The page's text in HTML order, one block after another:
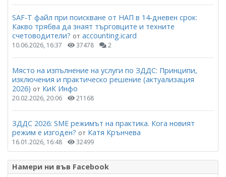
SAF-T файл при поискване от НАП в 14-дневен срок:
Какво трябва да знаят търговците и техните
счетоводители? от accounting.icard
10.06.2026, 16:37 37478 2
Място на изпълнение на услуги по ЗДДС: Принципи,
изключения и практическо решение (актуализация
2026) от КиК Инфо
20.02.2026, 20:06 21168
ЗДДС 2026: SME режимът на практика. Кога новият
режим е изгоден? от Катя Крънчева
16.01.2026, 16:48 32499
Намери ни във Facebook